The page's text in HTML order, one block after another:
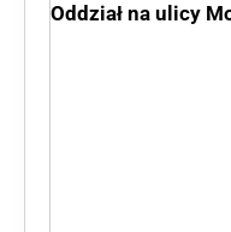
Oddział na ulicy